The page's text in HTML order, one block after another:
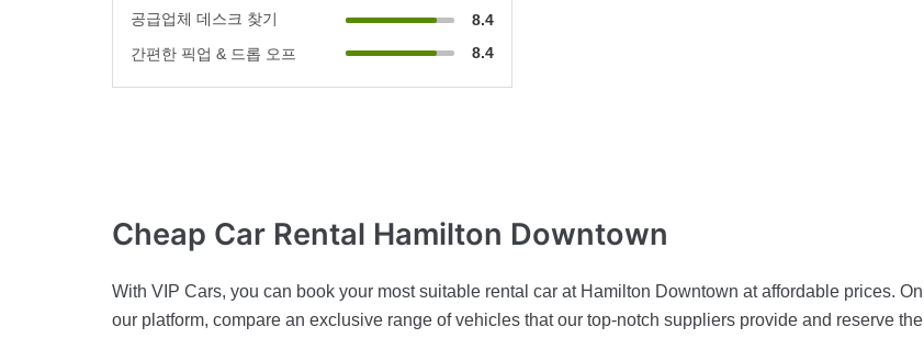
공급업체 데스크 찾기
8.4
간편한 픽업 & 드롭 오프
8.4
Cheap Car Rental Hamilton Downtown
With VIP Cars, you can book your most suitable rental car at Hamilton Downtown at affordable prices. On
our platform, compare an exclusive range of vehicles that our top-notch suppliers provide and reserve the